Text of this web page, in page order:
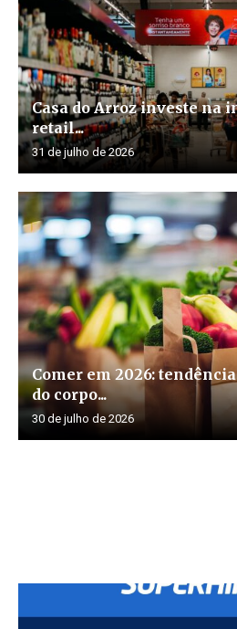
Casa do Arroz investe na
retail...
31 de julho de 2026
Comer em 2026:
do corpo...
30 de julho de 2026